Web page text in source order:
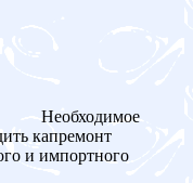
Необходимое
капремонт
и импортного